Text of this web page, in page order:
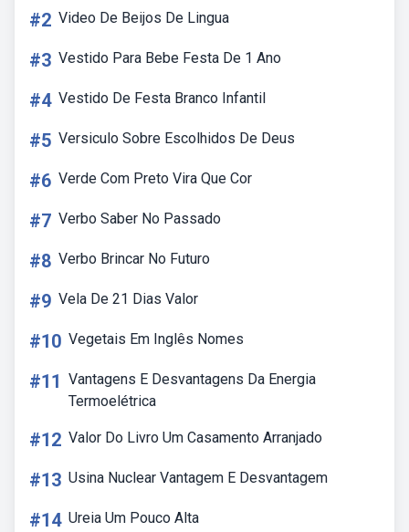
#2 Video De Beijos De Lingua
#3 Vestido Para Bebe Festa De 1 Ano
#4 Vestido De Festa Branco Infantil
#5 Versiculo Sobre Escolhidos De Deus
#6 Verde Com Preto Vira Que Cor
#7 Verbo Saber No Passado
#8 Verbo Brincar No Futuro
#9 Vela De 21 Dias Valor
#10 Vegetais Em Inglês Nomes
#11 Vantagens E Desvantagens Da Energia
Termoelétrica
#12 Valor Do Livro Um Casamento Arranjado
#13 Usina Nuclear Vantagem E Desvantagem
#14 Ureia Um Pouco Alta